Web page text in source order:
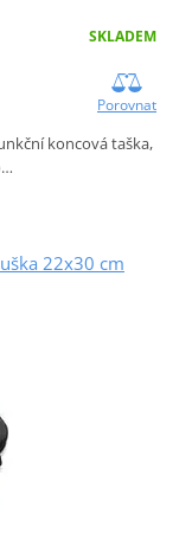
SKLADEM
Porovnat
koncová taška,
22x30 cm